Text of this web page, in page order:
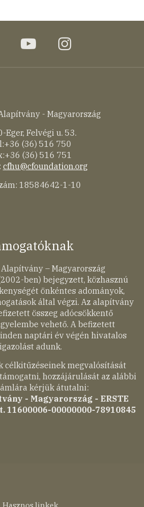
youtubeinstagram
- Magyarország
Eger, Felvégi u. 53.
(36) 516 750
(36) 516 751
cfhu@cfoundation.org
18584642-1-10
– Magyarország
ben) bejegyzett, közhasznú
önkéntes adományok,
által végzi. Az alapítvány
összeg adócsökkentő
vehető. A befizetett
naptári év végén hivatalos
igazolást adunk.
célkitűzéseinek megvalósítását
hozzájárulását az alábbi
kérjük átutalni:
- Magyarország - ERSTE
11600006-00000000-78910845